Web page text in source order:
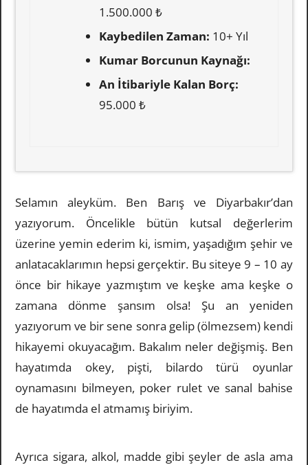
1.500.000 ₺
Kaybedilen Zaman: 10+ Yıl
Kumar Borcunun Kaynağı:
An İtibariyle Kalan Borç:
95.000 ₺
Selamın aleyküm. Ben Barış ve Diyarbakır’dan
yazıyorum. Öncelikle bütün kutsal değerlerim
üzerine yemin ederim ki, ismim, yaşadığım şehir ve
anlatacaklarımın hepsi gerçektir. Bu siteye 9 – 10 ay
önce bir hikaye yazmıştım ve keşke ama keşke o
zamana dönme şansım olsa! Şu an yeniden
yazıyorum ve bir sene sonra gelip (ölmezsem) kendi
hikayemi okuyacağım. Bakalım neler değişmiş. Ben
hayatımda okey, pişti, bilardo türü oyunlar
oynamasını bilmeyen, poker rulet ve sanal bahise
de hayatımda el atmamış biriyim.
Ayrıca sigara, alkol, madde gibi şeyler de asla ama